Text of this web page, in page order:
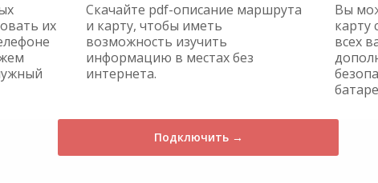
их
Скачайте pdf-описание маршрута
и карту, чтобы иметь
возможность изучить
информацию в местах без
интернета.
Вы
карту
всех
Подключить →